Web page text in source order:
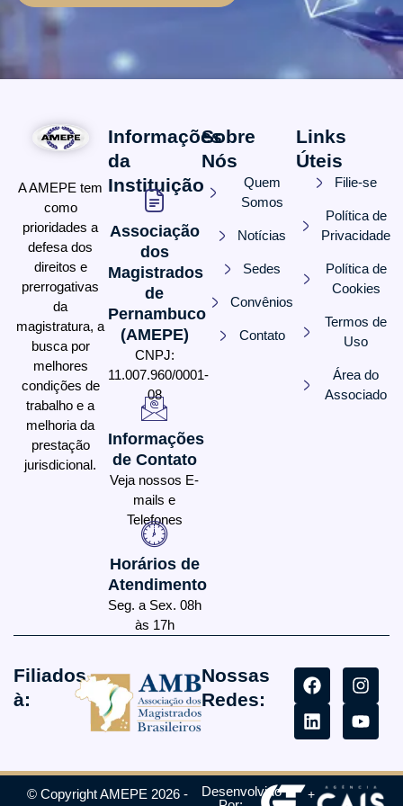
A AMEPE tem
como
prioridades a
defesa dos
direitos e
prerrogativas
da
magistratura, a
busca por
melhores
condições de
trabalho e a
melhoria da
prestação
jurisdicional.
Informações
da
Instituição
Associação
dos
Magistrados
de
Pernambuco
(AMEPE)
CNPJ:
11.007.960/0001-
08
Informações
de Contato
Veja nossos E-
mails e
Telefones
Horários de
Atendimento
Seg. a Sex. 08h
às 17h
Sobre
Nós
Quem
Somos
Notícias
Sedes
Convênios
Contato
Links
Úteis
Filie-se
Política de
Privacidade
Política de
Cookies
Termos de
Uso
Área do
Associado
Filiados
à:
Nossas
Redes:
© Copyright AMEPE 2026 -
Desenvolvido
+